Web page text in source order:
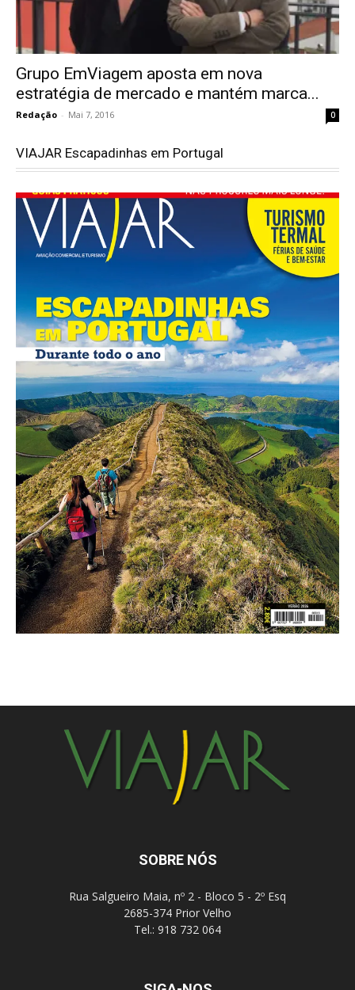
Grupo EmViagem aposta em nova
estratégia de mercado e mantém marca...
Redação - Mai 7, 2016 0
VIAJAR Escapadinhas em Portugal
SOBRE NÓS
Rua Salgueiro Maia, nº 2 - Bloco 5 - 2º Esq
2685-374 Prior Velho
Tel.: 918 732 064